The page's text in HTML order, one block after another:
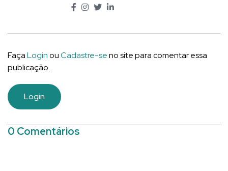
FaçaLoginouCadastre-seno site para comentar essa
publicação.
Login
0 Comentários